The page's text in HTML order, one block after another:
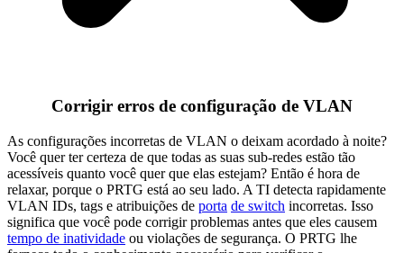
Corrigir erros de configuração de VLAN
As configurações incorretas de VLAN o deixam acordado à noite?
Você quer ter certeza de que todas as suas sub-redes estão tão
acessíveis quanto você quer que elas estejam? Então é hora de
relaxar, porque o PRTG está ao seu lado. A TI detecta rapidamente
VLAN IDs, tags e atribuições de porta de switch incorretas. Isso
significa que você pode corrigir problemas antes que eles causem
tempo de inatividade ou violações de segurança. O PRTG lhe